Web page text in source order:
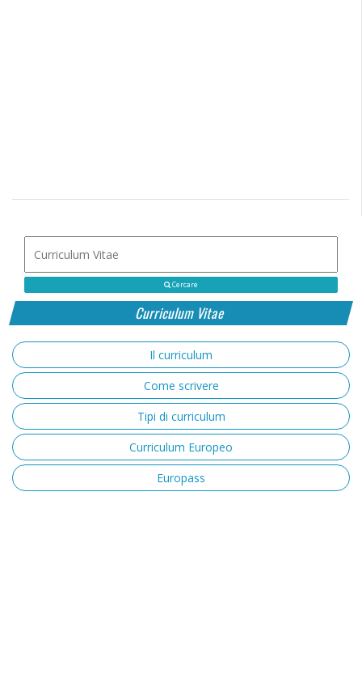
Cercare
Curriculum Vitae
Il curriculum
Come scrivere
Tipi di curriculum
Curriculum Europeo
Europass